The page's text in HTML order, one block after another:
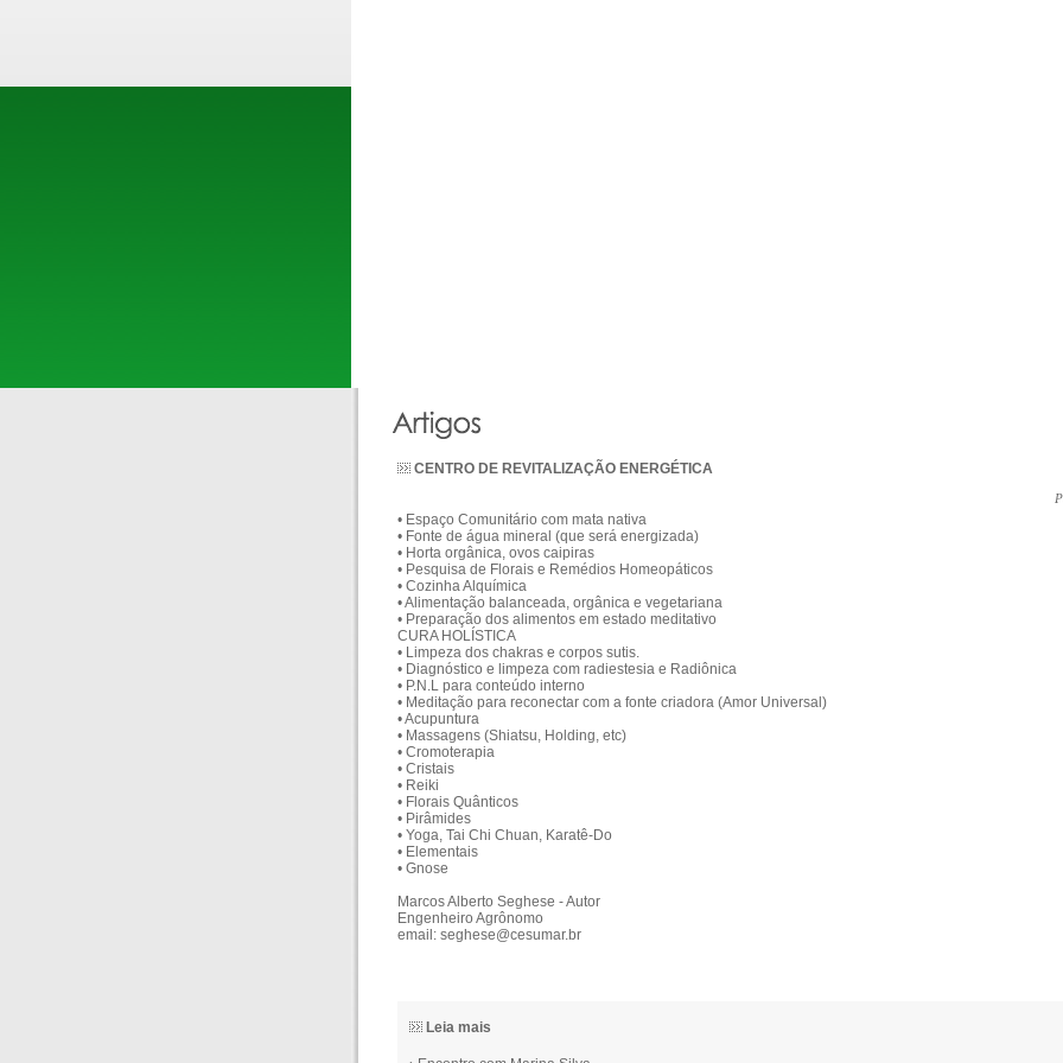
CENTRO DE REVITALIZAÇÃO ENERGÉTICA
• Espaço Comunitário com mata nativa
• Fonte de água mineral (que será energizada)
• Horta orgânica, ovos caipiras
• Pesquisa de Florais e Remédios Homeopáticos
• Cozinha Alquímica
• Alimentação balanceada, orgânica e vegetariana
• Preparação dos alimentos em estado meditativo
CURA HOLÍSTICA
• Limpeza dos chakras e corpos sutis.
• Diagnóstico e limpeza com radiestesia e Radiônica
• P.N.L para conteúdo interno
• Meditação para reconectar com a fonte criadora (Amor Universal)
• Acupuntura
• Massagens (Shiatsu, Holding, etc)
• Cromoterapia
• Cristais
• Reiki
• Florais Quânticos
• Pirâmides
• Yoga, Tai Chi Chuan, Karatê-Do
• Elementais
• Gnose
Marcos Alberto Seghese - Autor
Engenheiro Agrônomo
email: seghese@cesumar.br
Leia mais